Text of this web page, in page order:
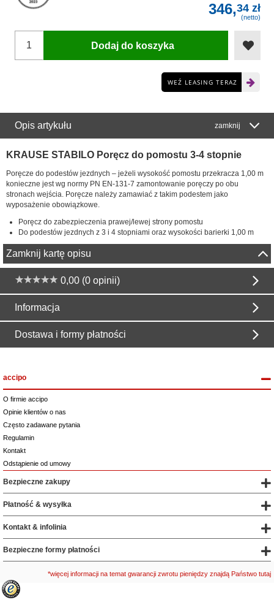
346,34 zł
(netto)
Dodaj do koszyka
WEŹ LEASING TERAZ
Opis artykułu zamknij
KRAUSE STABILO Poręcz do pomostu 3-4 stopnie
Poręcze do podestów jezdnych – jeżeli wysokość pomostu przekracza 1,00 m
konieczne jest wg normy PN EN-131-7 zamontowanie poręczy po obu
stronach wejścia. Poręcze należy zamawiać z takim podestem jako
wyposażenie obowiązkowe.
Poręcz do zabezpieczenia prawej/lewej strony pomostu
Do podestów jezdnych z 3 i 4 stopniami oraz wysokości barierki 1,00 m
Zamknij kartę opisu
0,00 (0 opinii)
Informacja
Dostawa i formy płatności
accipo
O firmie accipo
Opinie klientów o nas
Często zadawane pytania
Regulamin
Kontakt
Odstąpienie od umowy
Bezpieczne zakupy
Płatność & wysyłka
Kontakt & infolinia
Bezpieczne formy płatności
*więcej informacji na temat gwarancji zwrotu pieniędzy znajdą Państwo tutaj